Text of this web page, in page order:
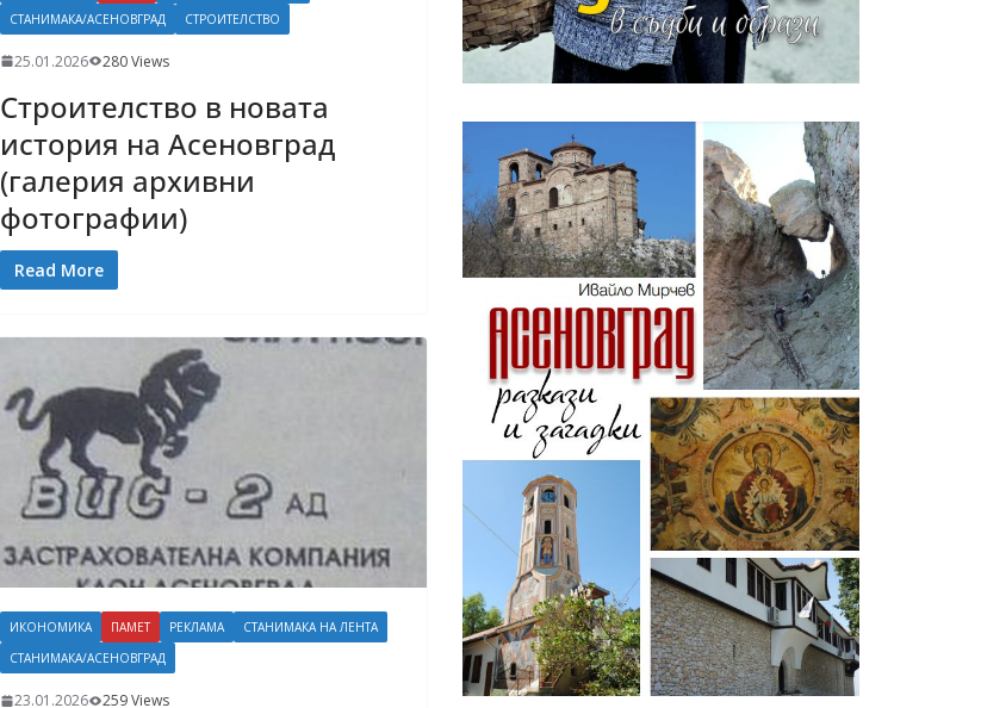
СТАНИМАКА/АСЕНОВГРАД
СТРОИТЕЛСТВО
25.01.2026 280 Views
Строителство в новата
история на Асеновград
(галерия архивни
фотографии)
Read More
ИКОНОМИКА ПАМЕТ РЕКЛАМА
СТАНИМАКА НА ЛЕНТА
СТАНИМАКА/АСЕНОВГРАД
23.01.2026 259 Views